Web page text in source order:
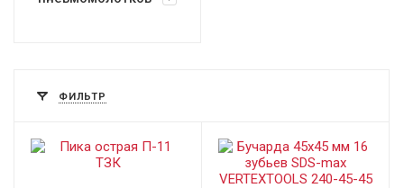
ФИЛЬТР